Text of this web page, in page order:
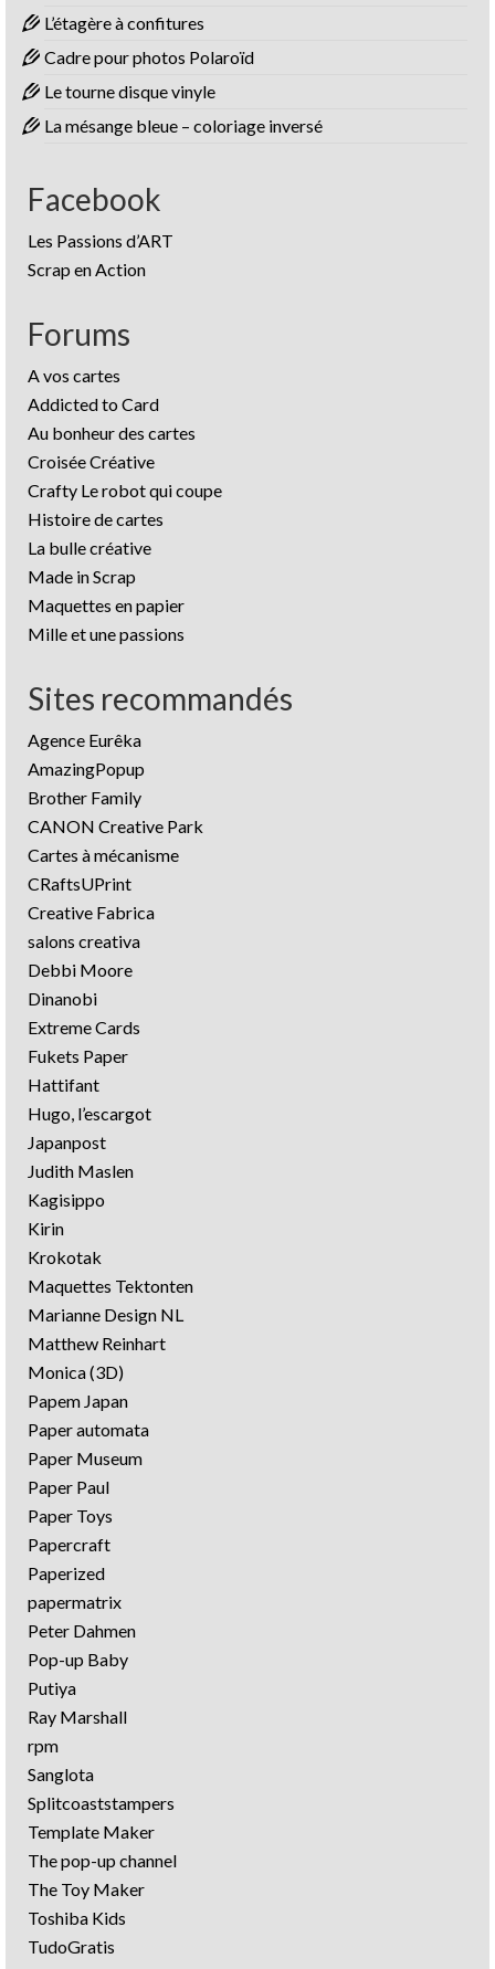
L’étagère à confitures
Cadre pour photos Polaroïd
Le tourne disque vinyle
La mésange bleue – coloriage inversé
Facebook
Les Passions d’ART
Scrap en Action
Forums
A vos cartes
Addicted to Card
Au bonheur des cartes
Croisée Créative
Crafty Le robot qui coupe
Histoire de cartes
La bulle créative
Made in Scrap
Maquettes en papier
Mille et une passions
Sites recommandés
Agence Eurêka
AmazingPopup
Brother Family
CANON Creative Park
Cartes à mécanisme
CRaftsUPrint
Creative Fabrica
salons creativa
Debbi Moore
Dinanobi
Extreme Cards
Fukets Paper
Hattifant
Hugo, l’escargot
Japanpost
Judith Maslen
Kagisippo
Kirin
Krokotak
Maquettes Tektonten
Marianne Design NL
Matthew Reinhart
Monica (3D)
Papem Japan
Paper automata
Paper Museum
Paper Paul
Paper Toys
Papercraft
Paperized
papermatrix
Peter Dahmen
Pop-up Baby
Putiya
Ray Marshall
rpm
Sanglota
Splitcoaststampers
Template Maker
The pop-up channel
The Toy Maker
Toshiba Kids
TudoGratis